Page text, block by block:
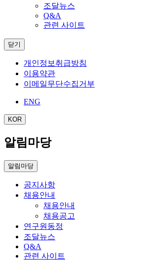
조달뉴스
Q&A
관련 사이트
닫기
개인정보취급방침
이용약관
이메일무단수집거부
ENG
KOR
알림마당
알림마당
공지사항
채용안내
채용안내
채용공고
연구원동정
조달뉴스
Q&A
관련 사이트